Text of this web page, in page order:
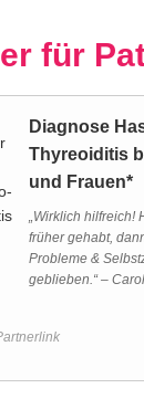
für
Diagnose
Thyreoiditis
und Frauen*
„Wirklich hilfreich!
früher gehabt,
Probleme &
geblieben.“ –